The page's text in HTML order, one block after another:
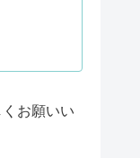
お願いい